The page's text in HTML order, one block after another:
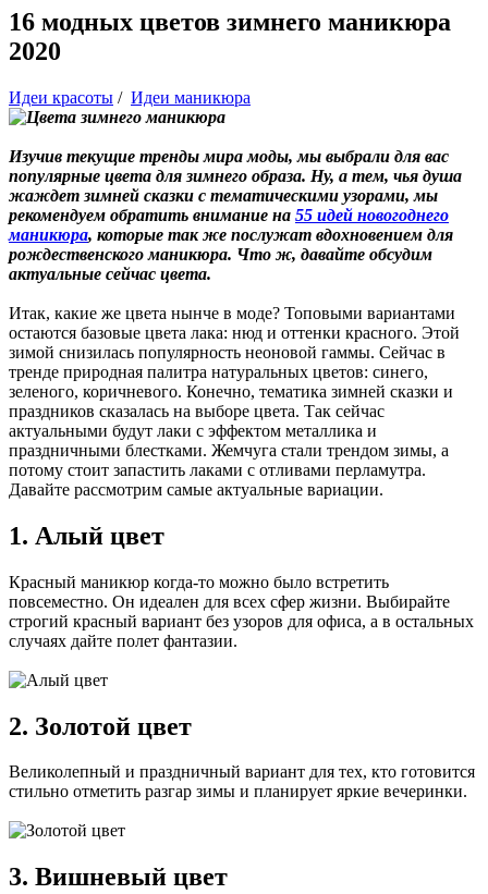
16 модных цветов зимнего маникюра
2020
Идеи красоты / Идеи маникюра
Изучив текущие тренды мира моды, мы выбрали для вас
популярные цвета для зимнего образа. Ну, а тем, чья душа
жаждет зимней сказки с тематическими узорами, мы
рекомендуем обратить внимание на 55 идей новогоднего
маникюра, которые так же послужат вдохновением для
рождественского маникюра. Что ж, давайте обсудим
актуальные сейчас цвета.
Итак, какие же цвета нынче в моде? Топовыми вариантами
остаются базовые цвета лака: нюд и оттенки красного. Этой
зимой снизилась популярность неоновой гаммы. Сейчас в
тренде природная палитра натуральных цветов: синего,
зеленого, коричневого. Конечно, тематика зимней сказки и
праздников сказалась на выборе цвета. Так сейчас
актуальными будут лаки с эффектом металлика и
праздничными блестками. Жемчуга стали трендом зимы, а
потому стоит запастить лаками с отливами перламутра.
Давайте рассмотрим самые актуальные вариации.
1. Алый цвет
Красный маникюр когда-то можно было встретить
повсеместно. Он идеален для всех сфер жизни. Выбирайте
строгий красный вариант без узоров для офиса, а в остальных
случаях дайте полет фантазии.
2. Золотой цвет
Великолепный и праздничный вариант для тех, кто готовится
стильно отметить разгар зимы и планирует яркие вечеринки.
3. Вишневый цвет